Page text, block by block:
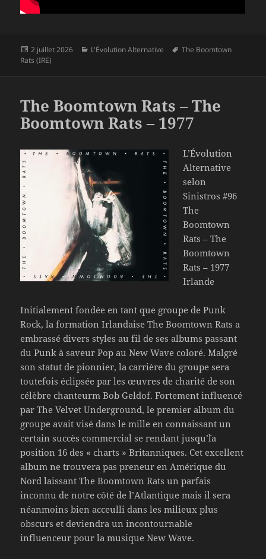
Publié
le
2 juillet 2026 Catégories
L'Évolution Alternative
Mots-
The Boomtown
Rats (IRE)
The Boomtown Rats – The
Boomtown Rats – 1977
L’Évolution
Alternative
selon
Sinistros #96
The
Boomtown
Rats – The
Boomtown
Rats – 1977
Irlande
Initialement fondée en tant que groupe de Punk
Rock, la formation Irlandaise The Boomtown Rats a
embrassé divers styles au fil de ses albums passant
du Punk à saveur Pop au New Wave coloré. Malgré
son statut de pionnier, la carrière du groupe sera
toutefois éclipsée par les œuvres de charité de son
célèbre chanteurm Bob Geldof. Fortement influencé
par The Velvet Underground, le premier album du
groupe avait visé dans le mille en connaissant un
certain succès commercial se rendant jusqu’`la
position 16 des « charts » Britanniques. Cet excellent
album ne trouvera pas preneur en Amérique du
Nord laissant The Boomtown Rats un parfais
inconnu de notre côté de l’Atlantique mais il sera
néanmoins bien acceulli dans les milieux plus
obscurs et deviendra un incontournable
influenceur pour la musique New Wave.